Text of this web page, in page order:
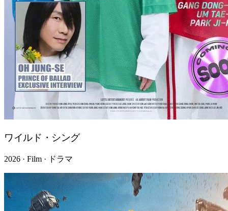
ワイルド・シング
2026 · Film · ドラマ